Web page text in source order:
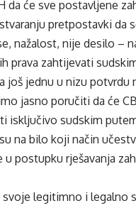
da će sve postavljene
pretpostavki da
nažalost, nije desilo –
prava zahtijevati
još jednu u nizu potvrdu
jasno poručiti da će
isključivo sudskim
na bilo koji način
postupku rješavanja
legitimno i legalno